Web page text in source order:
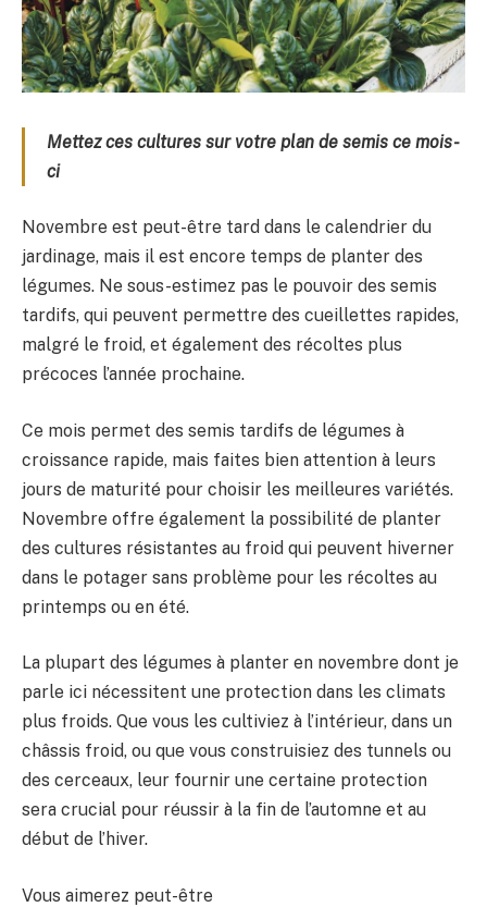
Mettez ces cultures sur votre plan de semis ce mois-
ci
Novembre est peut-être tard dans le calendrier du
jardinage, mais il est encore temps de planter des
légumes. Ne sous-estimez pas le pouvoir des semis
tardifs, qui peuvent permettre des cueillettes rapides,
malgré le froid, et également des récoltes plus
précoces l’année prochaine.
Ce mois permet des semis tardifs de légumes à
croissance rapide, mais faites bien attention à leurs
jours de maturité pour choisir les meilleures variétés.
Novembre offre également la possibilité de planter
des cultures résistantes au froid qui peuvent hiverner
dans le potager sans problème pour les récoltes au
printemps ou en été.
La plupart des légumes à planter en novembre dont je
parle ici nécessitent une protection dans les climats
plus froids. Que vous les cultiviez à l’intérieur, dans un
châssis froid, ou que vous construisiez des tunnels ou
des cerceaux, leur fournir une certaine protection
sera crucial pour réussir à la fin de l’automne et au
début de l’hiver.
Vous aimerez peut-être